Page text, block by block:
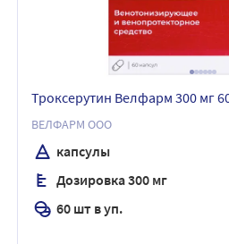
Троксерутин Велфарм 300 мг
ВЕЛФАРМ ООО
капсулы
Дозировка 300 мг
60 шт в уп.